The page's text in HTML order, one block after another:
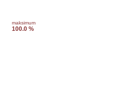
maksimum
100.0 %